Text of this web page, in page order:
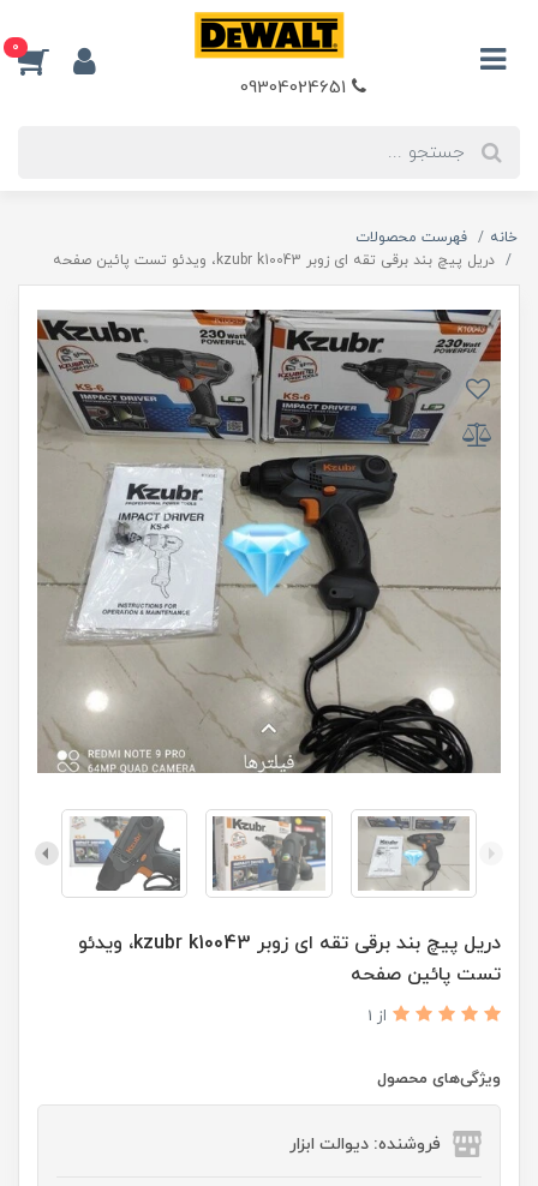
0
خانه
فهرست محصولات
دریل پیچ بند برقی تقه ای زوبر kzubr k10043، ویدئو تست پائین صفحه
دریل پیچ بند برقی تقه ای زوبر kzubr k10043، ویدئو
تست پائین صفحه
از 1
ویژگی‌های محصول
فروشنده: دیوالت ابزار